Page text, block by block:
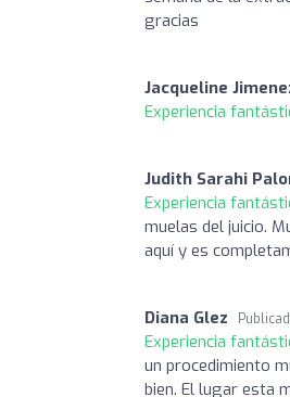
gracias
Jacqueline
Experiencia
Judith Sarahi
Experiencia
muelas del juicio.
aquí y es
Diana Glez
Experiencia
un procedimiento
bien. El lugar esta